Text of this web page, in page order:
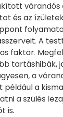
és az
A
faktor.
tartáshibák,
a
a
a szülés
is.